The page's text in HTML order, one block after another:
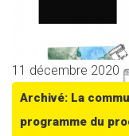
11 décembre 2020
Archivé: La
programme du